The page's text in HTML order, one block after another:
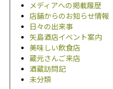
メディアへの掲載履歴
店舗からのお知らせ情報
日々の出来事
矢島酒店イベント案内
美味しい飲食店
蔵元さんご来店
酒蔵訪問記
未分類